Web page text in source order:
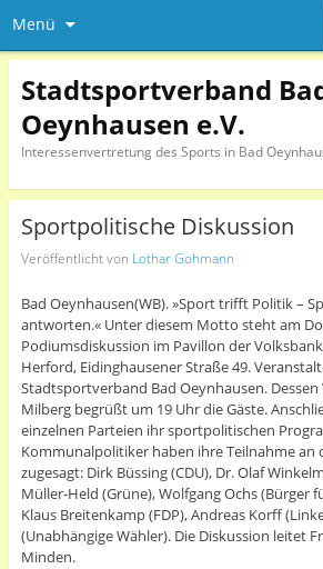
Menü
Stadtsportverband
Oeynhausen e.V.
Interessenvertretung des Sports in Bad
Sportpolitische Diskussion
Veröffentlicht von Lothar Gohmann
Bad Oeynhausen(WB). »Sport trifft Politik –
antworten.« Unter diesem Motto steht am
Podiumsdiskussion im Pavillon der
Herford, Eidinghausener Straße 49.
Stadtsportverband Bad Oeynhausen.
Milberg begrüßt um 19 Uhr die Gäste.
einzelnen Parteien ihr sportpolitischen
Kommunalpolitiker haben ihre Teilnahme an
zugesagt: Dirk Büssing (CDU), Dr. Olaf
Müller-Held (Grüne), Wolfgang Ochs (Bürger
Klaus Breitenkamp (FDP), Andreas Korff
(Unabhängige Wähler). Die Diskussion leitet
Minden.